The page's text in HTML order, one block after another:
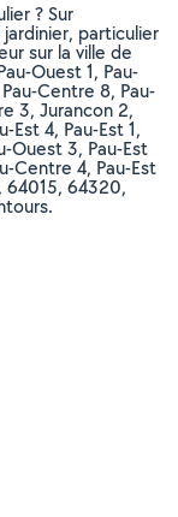
? Sur
particulier
sur la ville de
Ouest 1, Pau-
Centre 8, Pau-
3, Jurancon 2,
Est 4, Pau-Est 1,
Ouest 3, Pau-Est
Centre 4, Pau-Est
64015, 64320,